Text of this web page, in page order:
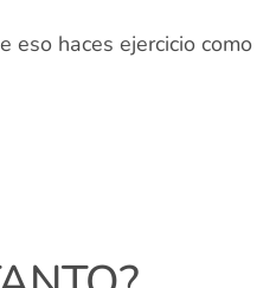
eso haces ejercicio como